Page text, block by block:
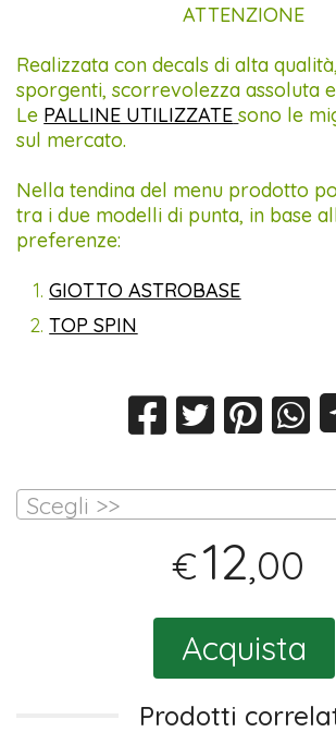
ATTENZIONE
Realizzata con decals di alta
sporgenti, scorrevolezza assoluta
Le PALLINE UTILIZZATE sono le
sul mercato.
Nella tendina del menu prodotto
tra i due modelli di punta, in base
preferenze:
GIOTTO ASTROBASE
TOP SPIN
Scegli >>
€12,00
Acquista
Prodotti